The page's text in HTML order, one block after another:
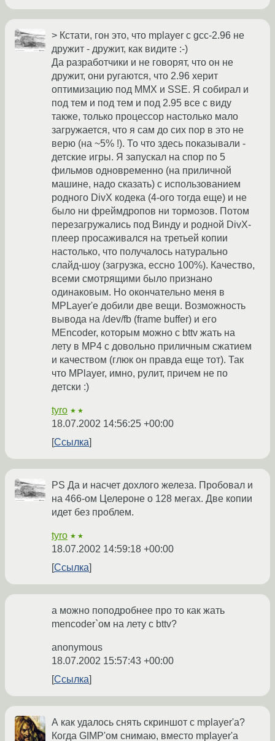
> Кстати, гон это, что mplayer с gcc-2.96 не
дружит - дружит, как видите :-)
Да разработчики и не говорят, что он не
дружит, они ругаются, что 2.96 херит
оптимизацию под MMX и SSE. Я собирал и
под тем и под тем и под 2.95 все с виду
также, только процессор настолько мало
загружается, что я сам до сих пор в это не
верю (на ~5% !). То что здесь показывали -
детские игры. Я запускал на спор по 5
фильмов одновременно (на приличной
машине, надо сказать) с использованием
родного DivX кодека (4-ого тогда еще) и не
было ни фреймдропов ни тормозов. Потом
перезагружались под Винду и родной DivX-
плеер просаживался на третьей копии
настолько, что получалось натурально
слайд-шоу (загрузка, ессно 100%). Качество,
всеми смотрящими было признано
одинаковым. Но окончательно меня в
MPLayer'е добили две вещи. Возможность
вывода на /dev/fb (frame buffer) и его
MEncoder, которым можно с bttv жать на
лету в MP4 с довольно приличным сжатием
и качеством (глюк он правда еще тот). Так
что MPlayer, имно, рулит, причем не по
детски :)
tyro ★★
18.07.2002 14:56:25 +00:00
Ссылка
PS Да и насчет дохлого железа. Пробовал и
на 466-ом Целероне о 128 мегах. Две копии
идет без проблем.
tyro ★★
18.07.2002 14:59:18 +00:00
Ссылка
а можно поподробнее про то как жать
mencoder`ом на лету с bttv?
anonymous
18.07.2002 15:57:43 +00:00
Ссылка
А как удалось снять скриншот с mplayer'a?
Когда GIMP'ом снимаю, вместо mplayer'a